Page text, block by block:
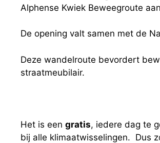
Alphense Kwiek Beweegroute
De opening valt samen met de
Deze wandelroute bevordert
straatmeubilair.
Het is een gratis, iedere dag te
bij alle klimaatwisselingen. Dus